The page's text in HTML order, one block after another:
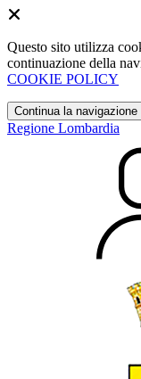
Questo sito utilizza
continuazione della
COOKIE POLICY
Continua la navigazione
Regione Lombardia